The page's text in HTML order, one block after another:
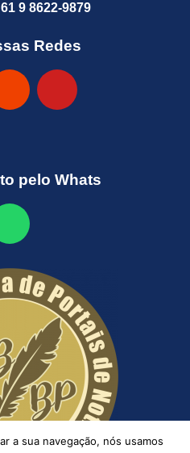
9 8622-9879
Redes
pelo Whats
a sua navegação, nós usamos